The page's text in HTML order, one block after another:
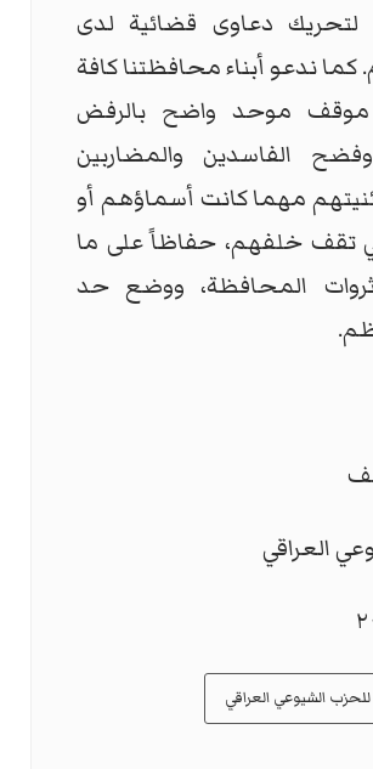
دعاوى قضائية لدى
كما ندعو أبناء محافظتنا كافة
موقف موحد واضح بالرفض
الفاسدين والمضاربين
مهما كانت أسماؤهم أو
تقف خلفهم، حفاظاً على ما
المحافظة، ووضع حد
العراقي
الشيوعي العراقي